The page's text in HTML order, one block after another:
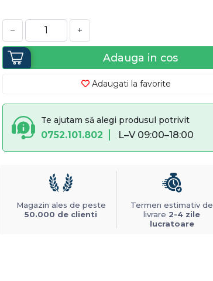
− +
Adauga in cos
Adaugati la favorite
Te ajutam să alegi produsul potrivit
0752.101.802 L–V 09:00–18:00
Magazin ales de peste
50.000 de clienti
Termen estimativ de
livrare 2-4 zile
lucratoare